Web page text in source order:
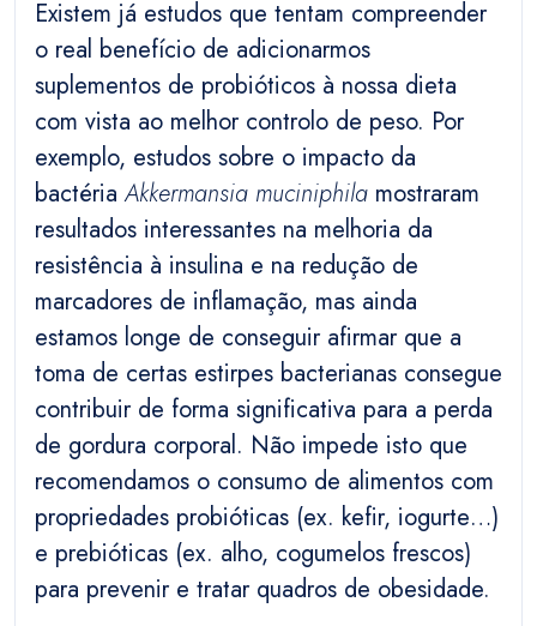
Existem já estudos que tentam compreender
o real benefício de adicionarmos
suplementos de probióticos à nossa dieta
com vista ao melhor controlo de peso. Por
exemplo, estudos sobre o impacto da
bactériaAkkermansia muciniphila mostraram
resultados interessantes na melhoria da
resistência à insulina e na redução de
marcadores de inflamação, mas ainda
estamos longe de conseguir afirmar que a
toma de certas estirpes bacterianas consegue
contribuir de forma significativa para a perda
de gordura corporal. Não impede isto que
recomendamos o consumo de alimentos com
propriedades probióticas (ex. kefir, iogurte…)
e prebióticas (ex. alho, cogumelos frescos)
para prevenir e tratar quadros de obesidade.